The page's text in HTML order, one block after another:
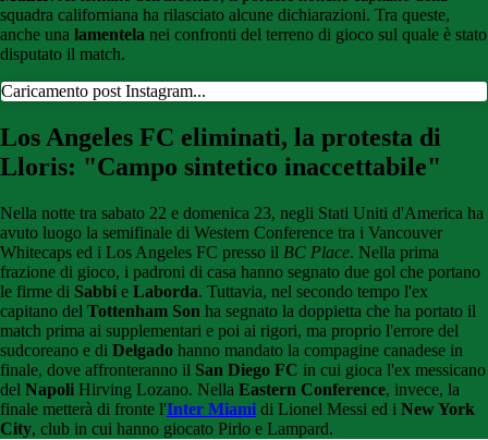
squadra californiana ha rilasciato alcune dichiarazioni. Tra queste,
anche una lamentela nei confronti del terreno di gioco sul quale è stato
disputato il match.
Caricamento post Instagram...
Los Angeles FC eliminati, la protesta di
Lloris: "Campo sintetico inaccettabile"
Nella notte tra sabato 22 e domenica 23, negli Stati Uniti d'America ha
avuto luogo la semifinale di Western Conference tra i Vancouver
Whitecaps ed i Los Angeles FC presso il BC Place. Nella prima
frazione di gioco, i padroni di casa hanno segnato due gol che portano
le firme di Sabbi e Laborda. Tuttavia, nel secondo tempo l'ex
capitano del Tottenham Son ha segnato la doppietta che ha portato il
match prima ai supplementari e poi ai rigori, ma proprio l'errore del
sudcoreano e di Delgado hanno mandato la compagine canadese in
finale, dove affronteranno il San Diego FC in cui gioca l'ex messicano
del Napoli Hirving Lozano. Nella Eastern Conference, invece, la
finale metterà di fronte l'Inter Miami di Lionel Messi ed i New York
City, club in cui hanno giocato Pirlo e Lampard.